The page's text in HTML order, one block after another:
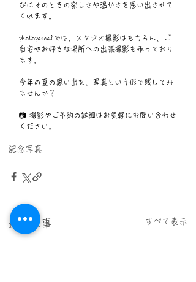
びにそのときの楽しさや温かさを思い出させて
くれます。
photopascalでは、スタジオ撮影はもちろん、ご
自宅やお好きな場所への出張撮影も承っており
ます。
今年の夏の思い出を、写真という形で残してみ
ませんか？
📷 撮影やご予約の詳細はお気軽にお問い合わせ
ください。
記念写真
最新記事 すべて表示